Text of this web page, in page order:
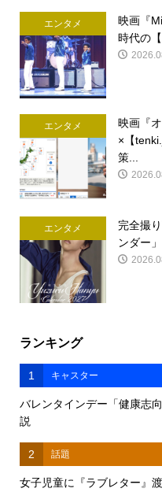
エンタメ
映画『
時代の
エンタメ
映画『
×【
策...
エンタメ
完全撮
ンダー
ランキング
1 キャスター
バレンタインデー「健康志
説
2 話題
女子児童に『ラブレター』